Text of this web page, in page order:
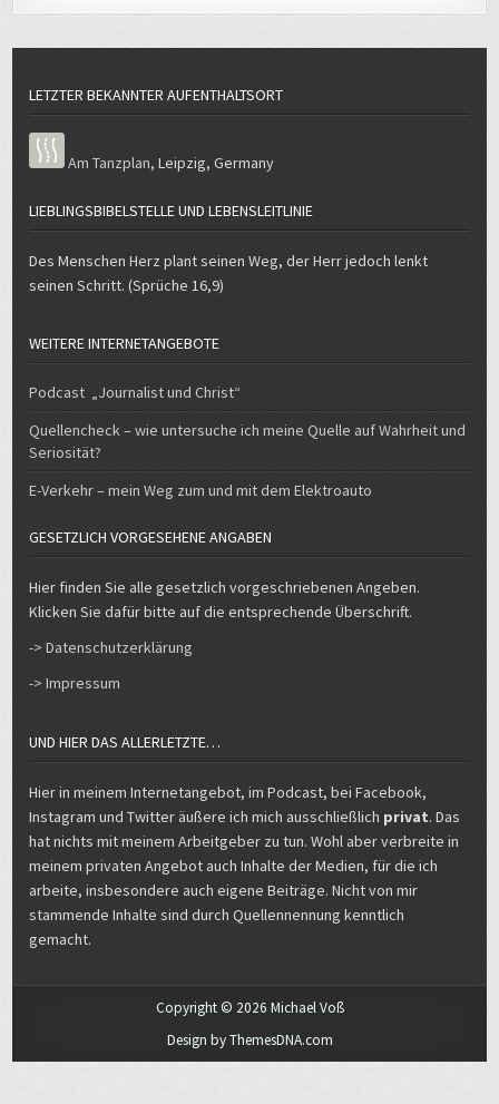
LETZTER BEKANNTER AUFENTHALTSORT
Am Tanzplan,Leipzig,Germany
LIEBLINGSBIBELSTELLE UND LEBENSLEITLINIE
Des Menschen Herz plant seinen Weg, der Herr jedoch lenkt
seinen Schritt. (Sprüche 16,9)
WEITERE INTERNETANGEBOTE
Podcast „Journalist und Christ“
Quellencheck – wie untersuche ich meine Quelle auf Wahrheit und
Seriosität?
E-Verkehr – mein Weg zum und mit dem Elektroauto
GESETZLICH VORGESEHENE ANGABEN
Hier finden Sie alle gesetzlich vorgeschriebenen Angeben.
Klicken Sie dafür bitte auf die entsprechende Überschrift.
-> Datenschutzerklärung
-> Impressum
UND HIER DAS ALLERLETZTE…
Hier in meinem Internetangebot, im Podcast, bei Facebook,
Instagram und Twitter äußere ich mich ausschließlich privat. Das
hat nichts mit meinem Arbeitgeber zu tun. Wohl aber verbreite in
meinem privaten Angebot auch Inhalte der Medien, für die ich
arbeite, insbesondere auch eigene Beiträge. Nicht von mir
stammende Inhalte sind durch Quellennennung kenntlich
gemacht.
Copyright © 2026 Michael Voß
Design by ThemesDNA.com